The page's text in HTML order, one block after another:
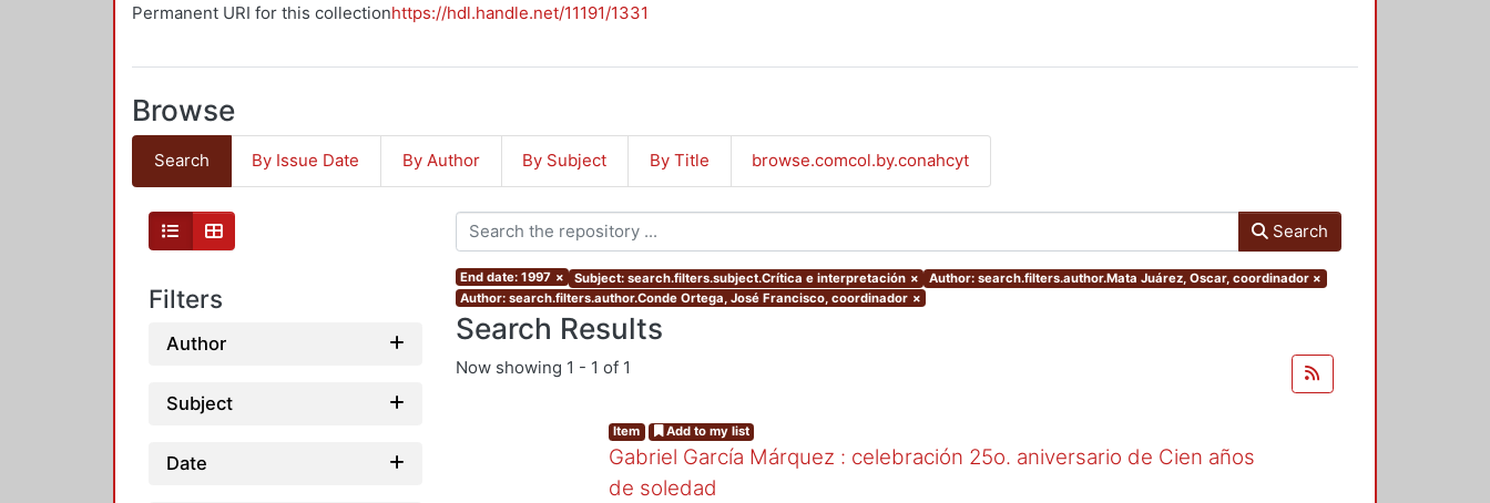
Permanent URI for this collectionhttps://hdl.handle.net/11191/1331
Browse
Search By Issue Date By Author By Subject By Title browse.comcol.by.conahcyt
Filters
Author
Subject
Date
Search
End date: 1997 × Subject: search.filters.subject.Crítica e interpretación × Author: search.filters.author.Mata Juárez, Oscar, coordinador ×
Author: search.filters.author.Conde Ortega, José Francisco, coordinador ×
Search Results
Now showing 1 - 1 of 1
Item Add to my list
Gabriel García Márquez : celebración 25o. aniversario de Cien años
de soledad